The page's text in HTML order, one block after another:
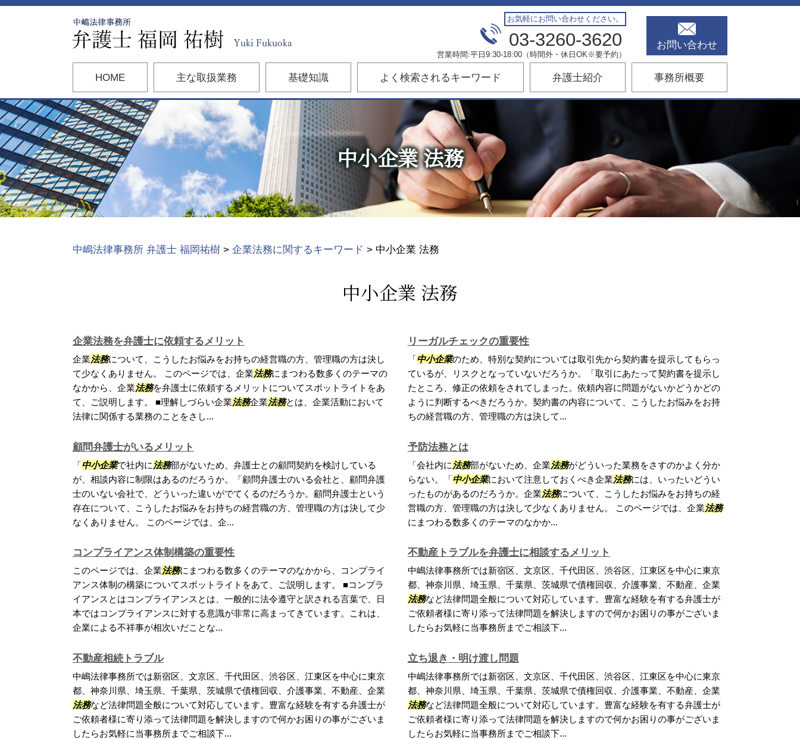
中小企業 法務
お気軽にお問い合わせください。
03-3260-3620
営業時間:平日9:30-18:00（時間外・休日OK※要予約）
お問い合わせ
HOME 主な取扱業務 基礎知識 よく検索されるキーワード 弁護士紹介 事務所概要
中嶋法律事務所 弁護士 福岡祐樹 > 企業法務に関するキーワード > 中小企業 法務
中小企業 法務
企業法務を弁護士に依頼するメリット
企業法務について、こうしたお悩みをお持ちの経営職の方、管理職の方は決し
て少なくありません。 このページでは、企業法務にまつわる数多くのテーマの
なかから、企業法務を弁護士に依頼するメリットについてスポットライトをあ
て、ご説明します。 ■理解しづらい企業法務企業法務とは、企業活動において
法律に関係する業務のことをさし...
リーガルチェックの重要性
「中小企業のため、特別な契約については取引先から契約書を提示してもらっ
ているが、リスクとなっていないだろうか。「取引にあたって契約書を提示し
たところ、修正の依頼をされてしまった。依頼内容に問題がないかどうかどの
ように判断するべきだろうか。契約書の内容について、こうしたお悩みをお持
ちの経営職の方、管理職の方は決して...
顧問弁護士がいるメリット
「中小企業で社内に 法務部がないため、弁護士との顧問契約を検討している
が、相談内容に制限はあるのだろうか。「顧問弁護士のいる会社と、顧問弁護
士のいない会社で、どういった違いがでてくるのだろうか。顧問弁護士という
存在について、こうしたお悩みをお持ちの経営職の方、管理職の方は決して少
なくありません。 このページでは、企...
予防法務とは
「会社内に 法務部がないため、企業法務がどういった業務をさすのかよく分か
らない。「中小企業において注意しておくべき企業法務には、いったいどうい
ったものがあるのだろうか。企業法務について、こうしたお悩みをお持ちの経
営職の方、管理職の方は決して少なくありません。 このページでは、企業法務
にまつわる数多くのテーマのなかか...
コンプライアンス体制構築の重要性
このページでは、企業法務にまつわる数多くのテーマのなかから、コンプライ
アンス体制の構築についてスポットライトをあて、ご説明します。 ■コンプラ
イアンスとはコンプライアンスとは、一般的に法令遵守と訳される言葉で、日
本ではコンプライアンスに対する意識が非常に高まってきています。これは、
企業による不祥事が相次いだことな...
不動産トラブルを弁護士に相談するメリット
中嶋法律事務所では新宿区、文京区、千代田区、渋谷区、江東区を中心に東京
都、神奈川県、埼玉県、千葉県、茨城県で債権回収、介護事業、不動産、企業
法務など法律問題全般について対応しています。豊富な経験を有する弁護士が
ご依頼者様に寄り添って法律問題を解決しますので何かお困りの事がございま
したらお気軽に当事務所までご相談下...
不動産相続トラブル
中嶋法律事務所では新宿区、文京区、千代田区、渋谷区、江東区を中心に東京
都、神奈川県、埼玉県、千葉県、茨城県で債権回収、介護事業、不動産、企業
法務など法律問題全般について対応しています。豊富な経験を有する弁護士が
ご依頼者様に寄り添って法律問題を解決しますので何かお困りの事がございま
したらお気軽に当事務所までご相談下...
立ち退き・明け渡し問題
中嶋法律事務所では新宿区、文京区、千代田区、渋谷区、江東区を中心に東京
都、神奈川県、埼玉県、千葉県、茨城県で債権回収、介護事業、不動産、企業
法務など法律問題全般について対応しています。豊富な経験を有する弁護士が
ご依頼者様に寄り添って法律問題を解決しますので何かお困りの事がございま
したらお気軽に当事務所までご相談下...